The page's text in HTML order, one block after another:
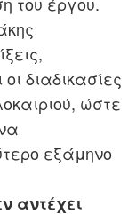
διαδικασίες
ώστε
εξάμηνο
αντέχει